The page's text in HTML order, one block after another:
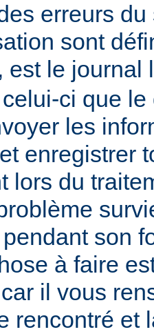
erreurs
sont
, est le journal
ci que
les
enregistrer
lors du
son
à faire
il vous
rencontré et